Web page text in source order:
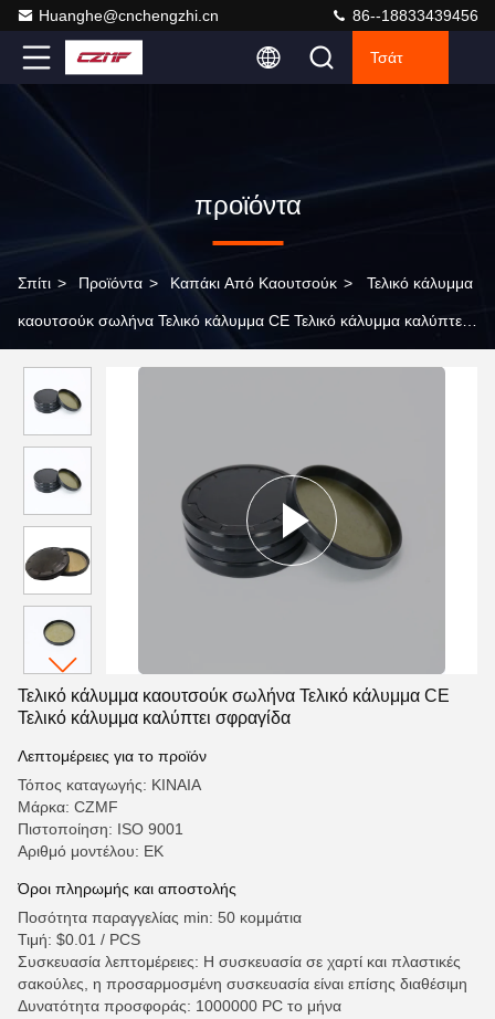
Huanghe@cnchengzhi.cn 86--18833439456
Τσάτ
προϊόντα
Σπίτι > Προϊόντα > Καπάκι Από Καουτσούκ > Τελικό κάλυμμα
καουτσούκ σωλήνα Τελικό κάλυμμα CE Τελικό κάλυμμα καλύπτει
Τελικό κάλυμμα καουτσούκ σωλήνα Τελικό κάλυμμα CE
Τελικό κάλυμμα καλύπτει σφραγίδα
Λεπτομέρειες για το προϊόν
Τόπος καταγωγής: ΚΙΝΑΙΑ
Μάρκα: CZMF
Πιστοποίηση: ISO 9001
Αριθμό μοντέλου: ΕΚ
Όροι πληρωμής και αποστολής
Ποσότητα παραγγελίας min: 50 κομμάτια
Τιμή: $0.01 / PCS
Συσκευασία λεπτομέρειες: Η συσκευασία σε χαρτί και πλαστικές
σακούλες, η προσαρμοσμένη συσκευασία είναι επίσης διαθέσιμη
Δυνατότητα προσφοράς: 1000000 PC το μήνα